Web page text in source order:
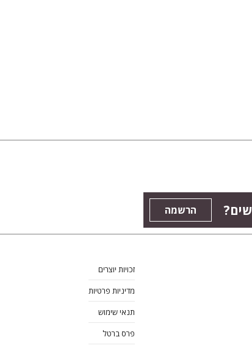
הרשמה
זכויות יוצרים
מדיניות פרטיות
תנאי שימוש
פרס ברטל